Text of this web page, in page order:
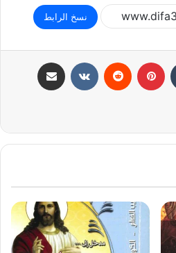
نسخ الرابط
بينتيريست